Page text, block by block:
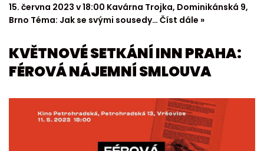
15. června 2023 v 18:00 Kavárna Trojka, Dominikánská 9,
Brno Téma: Jak se svými sousedy… Číst dále »
KVĚTNOVÉ SETKÁNÍ INN PRAHA:
FÉROVÁ NÁJEMNÍ SMLOUVA